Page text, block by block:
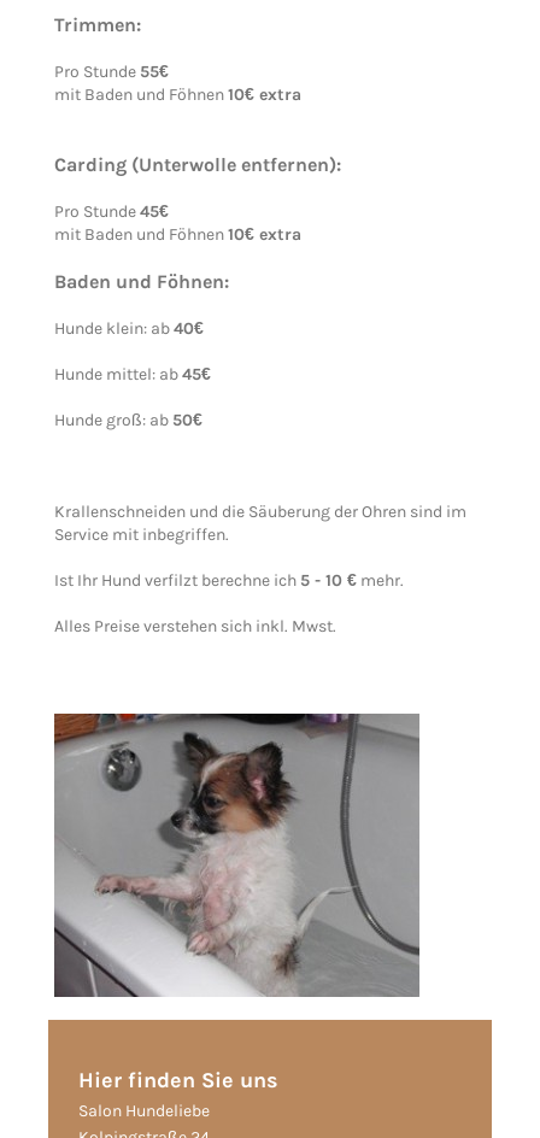
Trimmen:
Pro Stunde 55€
mit Baden und Föhnen10€ extra
Carding (Unterwolle entfernen):
Pro Stunde45€
mit Baden und Föhnen10€ extra
Baden und Föhnen:
Hunde klein: ab40€
Hunde mittel: ab45€
Hunde groß: ab 50€
Krallenschneiden und die Säuberung der Ohren sind im
Service mit inbegriffen.
Ist Ihr Hund verfilzt berechne ich 5 - 10 € mehr.
Alles Preise verstehen sich inkl. Mwst.
Hier finden Sie uns
Salon Hundeliebe